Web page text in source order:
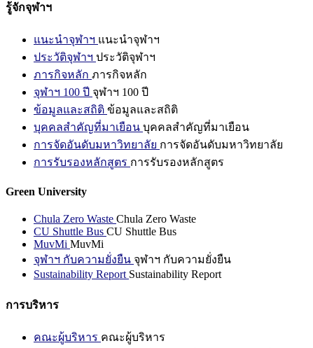
รู้จักจุฬาฯ
แนะนำจุฬาฯ แนะนำจุฬาฯ
ประวัติจุฬาฯ ประวัติจุฬาฯ
ภารกิจหลัก ภารกิจหลัก
จุฬาฯ 100 ปี จุฬาฯ 100 ปี
ข้อมูลและสถิติ ข้อมูลและสถิติ
บุคคลสำคัญที่มาเยือน บุคคลสำคัญที่มาเยือน
การจัดอันดับมหาวิทยาลัย การจัดอันดับมหาวิทยาลัย
การรับรองหลักสูตร การรับรองหลักสูตร
Green University
Chula Zero Waste Chula Zero Waste
CU Shuttle Bus CU Shuttle Bus
MuvMi MuvMi
จุฬาฯ กับความยั่งยืน จุฬาฯ กับความยั่งยืน
Sustainability Report Sustainability Report
การบริหาร
คณะผู้บริหาร คณะผู้บริหาร